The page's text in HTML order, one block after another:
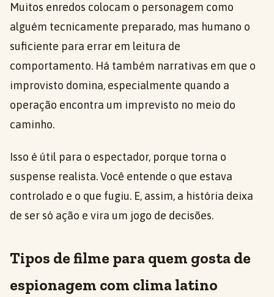
Muitos enredos colocam o personagem como
alguém tecnicamente preparado, mas humano o
suficiente para errar em leitura de
comportamento. Há também narrativas em que o
improvisto domina, especialmente quando a
operação encontra um imprevisto no meio do
caminho.
Isso é útil para o espectador, porque torna o
suspense realista. Você entende o que estava
controlado e o que fugiu. E, assim, a história deixa
de ser só ação e vira um jogo de decisões.
Tipos de filme para quem gosta de
espionagem com clima latino